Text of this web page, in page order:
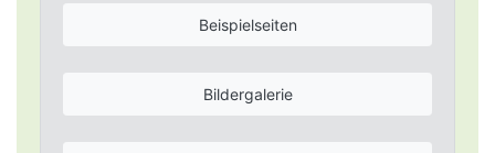
Beispielseiten
Bildergalerie